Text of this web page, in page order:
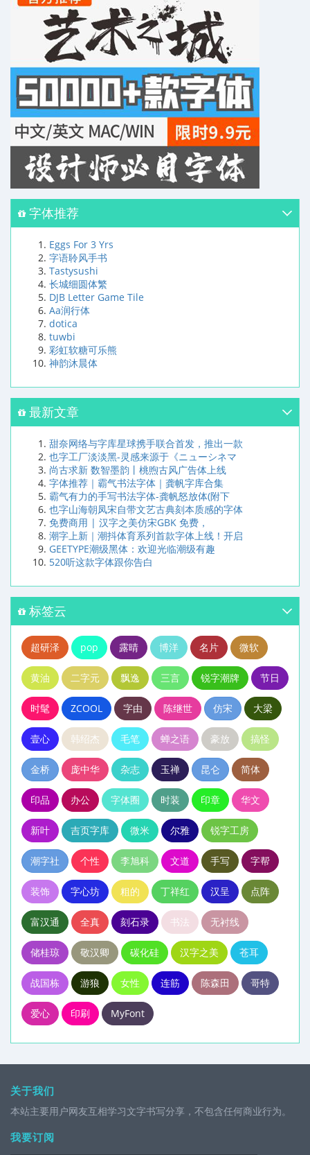
字体推荐
Eggs For 3 Yrs
字语聆风手书
Tastysushi
长城细圆体繁
DJB Letter Game Tile
Aa润行体
dotica
tuwbi
彩虹软糖可乐熊
神韵沐晨体
最新文章
甜奈网络与字库星球携手联合首发，推出一款
也字工厂淡淡黑-灵感来源于《ニューシネマ
尚古求新 数智墨韵丨桃煦古风广告体上线
字体推荐｜霸气书法字体｜龚帆字库合集
霸气有力的手写书法字体-龚帆怒放体(附下
也字山海朝凤宋自带文艺古典刻本质感的字体
免费商用 | 汉字之美仿宋GBK 免费，
潮字上新｜潮抖体育系列首款字体上线！开启
GEETYPE潮级黑体：欢迎光临潮级有趣
520听这款字体跟你告白
标签云
超研泽 pop 露晴 博洋 名片 微软
黄油 二字元 飘逸 三言 锐字潮牌 节日
时髦 ZCOOL 字由 陈继世 仿宋 大梁
壹心 韩绍杰 毛笔 蝉之语 豪放 搞怪
金桥 庞中华 杂志 玉禅 昆仑 简体
印品 办公 字体圈 时装 印章 华文
新叶 吉页字库 微米 尔雅 锐字工房
潮字社 个性 李旭科 文道 手写 字帮
装饰 字心坊 粗的 丁祥红 汉呈 点阵
富汉通 全真 刻石录 书法 无衬线
储桂琼 敬汉卿 碳化硅 汉字之美 苍耳
战国栋 游狼 女性 连筋 陈森田 哥特
爱心 印刷 MyFont
关于我们
本站主要用户网友互相学习文字书写分享，不包含任何商业行为。
我要订阅